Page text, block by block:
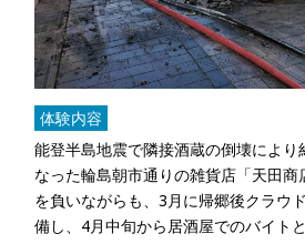
体験内容
能登半島地震で隣接酒蔵の倒壊により
なった輪島朝市通りの雑貨店「天田
を負いながらも、3月に帰郷後クラウ
備し、4月中旬から居酒屋でのバイト